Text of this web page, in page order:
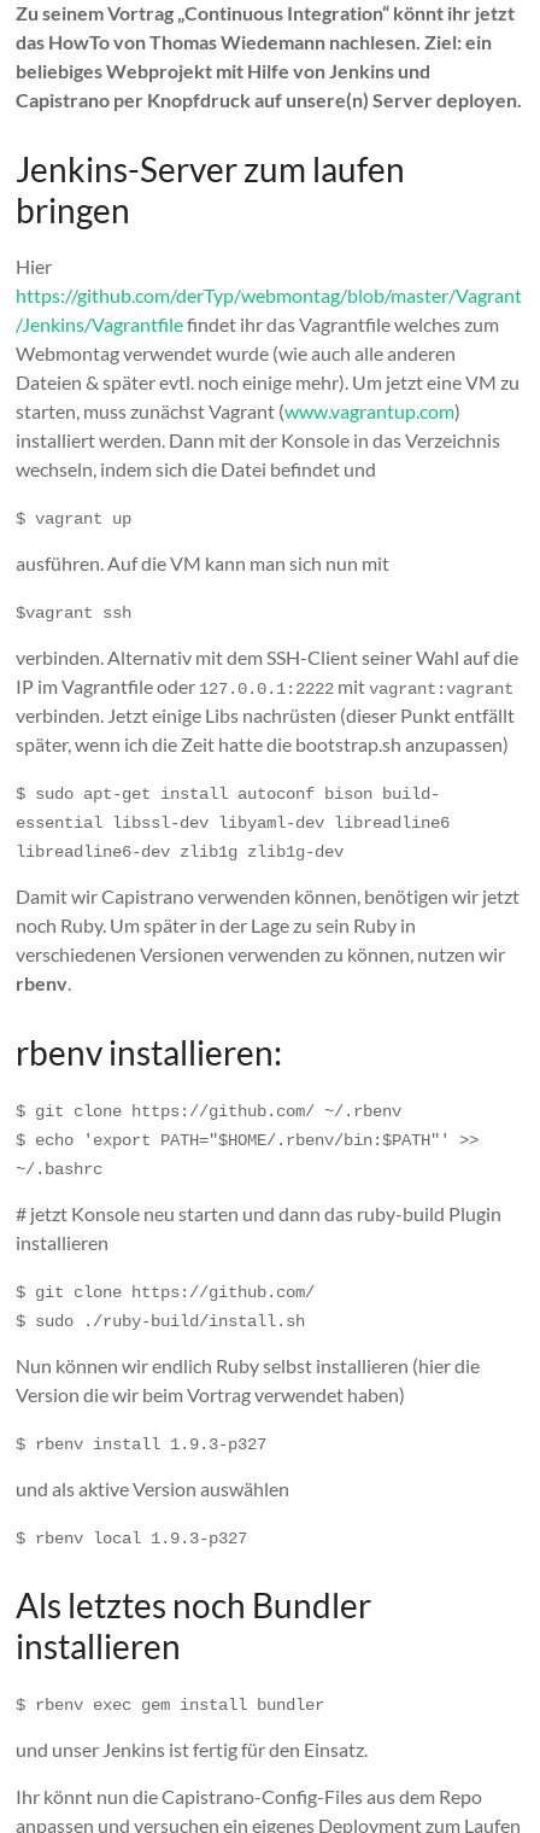
Zu seinem Vortrag „Continuous Integration“ könnt ihr jetzt
das HowTo von Thomas Wiedemann nachlesen. Ziel: ein
beliebiges Webprojekt mit Hilfe von Jenkins und
Capistrano per Knopfdruck auf unsere(n) Server deployen.
Jenkins-Server zum laufen
bringen
Hier
https://github.com/derTyp/webmontag/blob/master/Vagrant
/Jenkins/Vagrantfilefindet ihr das Vagrantfile welches zum
Webmontag verwendet wurde (wie auch alle anderen
Dateien & später evtl. noch einige mehr). Um jetzt eine VM zu
starten, muss zunächst Vagrant (www.vagrantup.com)
installiert werden. Dann mit der Konsole in das Verzeichnis
wechseln, indem sich die Datei befindet und
$ vagrant up
ausführen. Auf die VM kann man sich nun mit
$vagrant ssh
verbinden. Alternativ mit dem SSH-Client seiner Wahl auf die
IP im Vagrantfile oder 127.0.0.1:2222 mitvagrant:vagrant
verbinden. Jetzt einige Libs nachrüsten (dieser Punkt entfällt
später, wenn ich die Zeit hatte die bootstrap.sh anzupassen)
$ sudo apt-get install autoconf bison build-
essential libssl-dev libyaml-dev libreadline6
libreadline6-dev zlib1g zlib1g-dev
Damit wir Capistrano verwenden können, benötigen wir jetzt
noch Ruby. Um später in der Lage zu sein Ruby in
verschiedenen Versionen verwenden zu können, nutzen wir
rbenv.
rbenv installieren:
$ git clone https://github.com/ ~/.rbenv
$ echo 'export PATH="$HOME/.rbenv/bin:$PATH"' >>
~/.bashrc
# jetzt Konsole neu starten und dann das ruby-build Plugin
installieren
$ git clone https://github.com/
$ sudo ./ruby-build/install.sh
Nun können wir endlich Ruby selbst installieren (hier die
Version die wir beim Vortrag verwendet haben)
$ rbenv install 1.9.3-p327
und als aktive Version auswählen
$ rbenv local 1.9.3-p327
Als letztes noch Bundler
installieren
$ rbenv exec gem install bundler
und unser Jenkins ist fertig für den Einsatz.
Ihr könnt nun die Capistrano-Config-Files aus dem Repo
anpassen und versuchen ein eigenes Deployment zum Laufen